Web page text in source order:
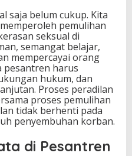
saja belum cukup. Kita
pemulihan
seksual di
semangat belajar,
mempercayai orang
pesantren harus
hukum, dan
Proses peradilan
proses pemulihan
tidak berhenti pada
penyembuhan korban.
di Pesantren